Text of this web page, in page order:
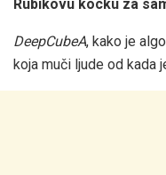
Rubikovu kocku za
DeepCubeA, kako je
koja muči ljude od kada